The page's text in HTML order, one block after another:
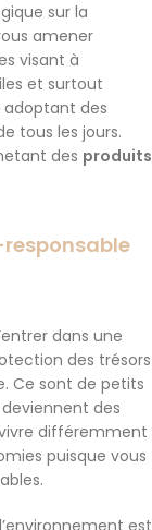
sur la
amener
visant à
et surtout
des
tous les jours.
des produits
responsable
dans une
des trésors
Ce sont de petits
des
différemment
puisque vous
est